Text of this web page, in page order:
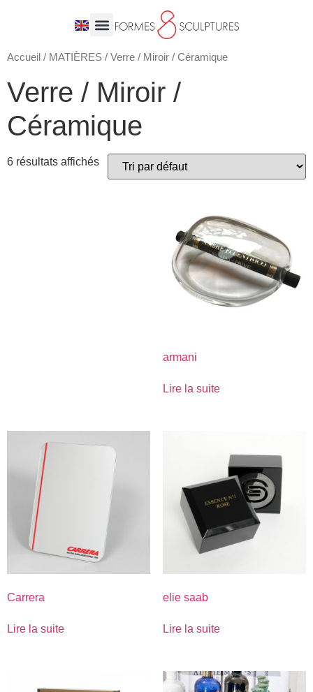
Accueil / MATIÈRES / Verre / Miroir / Céramique
Verre / Miroir /
Céramique
6 résultats affichés
armani
Lire la suite
Carrera
Lire la suite
elie saab
Lire la suite